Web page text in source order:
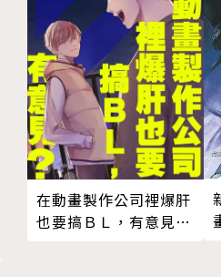
在動畫製作公司裡爆肝
也要搞ＢＬ，有意見？